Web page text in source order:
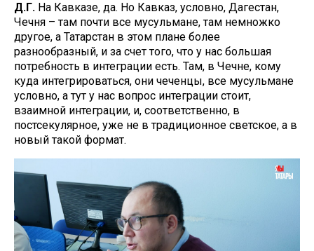
Д.Г. На Кавказе, да. Но Кавказ, условно, Дагестан,
Чечня – там почти все мусульмане, там немножко
другое, а Татарстан в этом плане более
разнообразный, и за счет того, что у нас большая
потребность в интеграции есть. Там, в Чечне, кому
куда интегрироваться, они чеченцы, все мусульмане
условно, а тут у нас вопрос интеграции стоит,
взаимной интеграции, и, соответственно, в
постсекулярное, уже не в традиционное светское, а в
новый такой формат.